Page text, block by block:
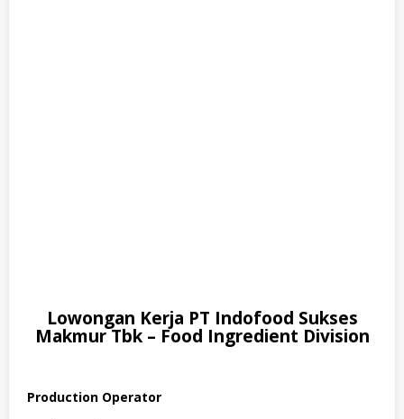
Lowongan Kerja PT Indofood Sukses
Makmur Tbk – Food Ingredient Division
Production Operator